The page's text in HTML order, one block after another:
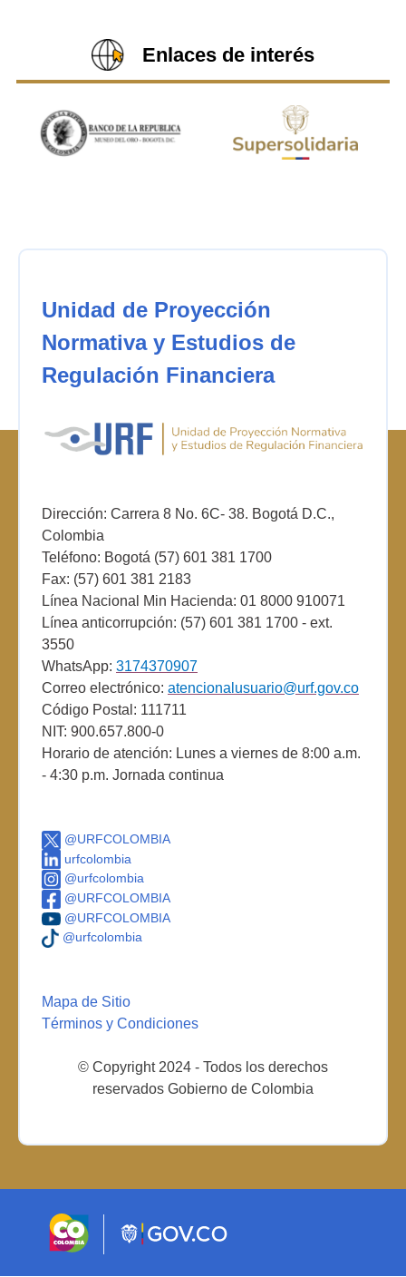
Enlaces de interés
Unidad de Proyección
Normativa y Estudios de
Regulación Financiera
Dirección: Carrera 8 No. 6C- 38. Bogotá D.C.,
Colombia
Teléfono: Bogotá (57) 601 381 1700
Fax: (57) 601 381 2183
Línea Nacional Min Hacienda: 01 8000 910071
Línea anticorrupción: (57) 601 381 1700 - ext.
3550
WhatsApp: 3174370907
Correo electrónico: atencionalusuario@urf.gov.co
Código Postal: 111711
NIT: 900.657.800-0
Horario de atención: Lunes a viernes de 8:00 a.m.
- 4:30 p.m. Jornada continua
@URFCOLOMBIA
urfcolombia
@urfcolombia
@URFCOLOMBIA
@URFCOLOMBIA
@urfcolombia
Mapa de Sitio
Términos y Condiciones
© Copyright 2024 - Todos los derechos
reservados Gobierno de Colombia